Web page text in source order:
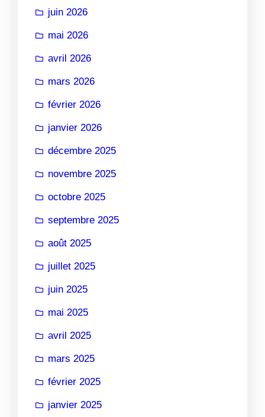
juin 2026
mai 2026
avril 2026
mars 2026
février 2026
janvier 2026
décembre 2025
novembre 2025
octobre 2025
septembre 2025
août 2025
juillet 2025
juin 2025
mai 2025
avril 2025
mars 2025
février 2025
janvier 2025